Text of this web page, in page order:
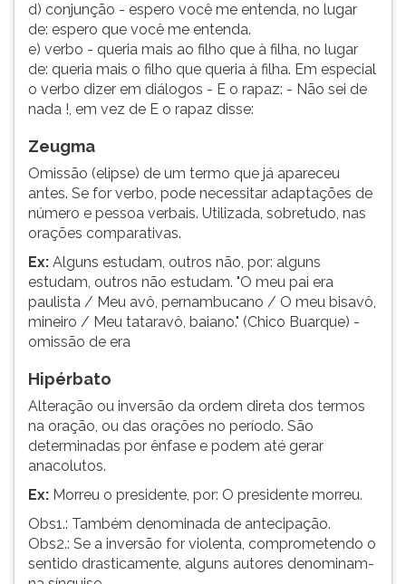
d) conjunção - espero você me entenda, no lugar
de: espero que você me entenda.
e) verbo - queria mais ao filho que à filha, no lugar
de: queria mais o filho que queria à filha. Em especial
o verbo dizer em diálogos - E o rapaz: - Não sei de
nada !, em vez de E o rapaz disse:
Zeugma
Omissão (elipse) de um termo que já apareceu
antes. Se for verbo, pode necessitar adaptações de
número e pessoa verbais. Utilizada, sobretudo, nas
orações comparativas.
Ex: Alguns estudam, outros não, por: alguns
estudam, outros não estudam. "O meu pai era
paulista / Meu avô, pernambucano / O meu bisavô,
mineiro / Meu tataravô, baiano." (Chico Buarque) -
omissão de era
Hipérbato
Alteração ou inversão da ordem direta dos termos
na oração, ou das orações no período. São
determinadas por ênfase e podem até gerar
anacolutos.
Ex: Morreu o presidente, por: O presidente morreu.
Obs1.: Também denominada de antecipação.
Obs2.: Se a inversão for violenta, comprometendo o
sentido drasticamente, alguns autores denominam-